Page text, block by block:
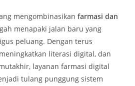
mengombinasikanfarmasi dan
menapaki jalan baru yang
peluang. Dengan terus
literasi digital, dan
layanan farmasi digital
tulang punggung sistem